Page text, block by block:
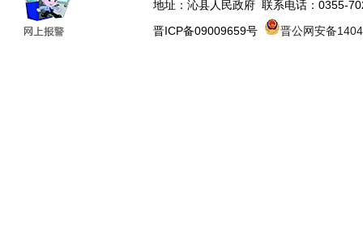
地址：沁县人民政府 联系电话：0355-
晋ICP备09009659号
晋公网安备